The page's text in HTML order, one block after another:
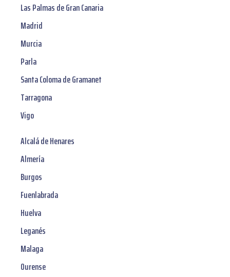
Las Palmas de Gran Canaria
Madrid
Murcia
Parla
Santa Coloma de Gramanet
Tarragona
Vigo
Alcalá de Henares
Almería
Burgos
Fuenlabrada
Huelva
Leganés
Malaga
Ourense